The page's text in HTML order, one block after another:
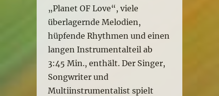
„Planet OF Love“, viele
überlagernde Melodien,
hüpfende Rhythmen und einen
langen Instrumentalteil ab
3:45 Min., enthält. Der Singer,
Songwriter und
Multiinstrumentalist spielt